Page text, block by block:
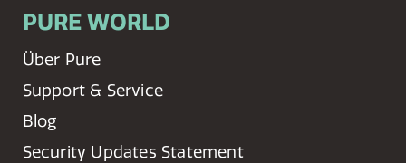
PURE WORLD
Über Pure
Support & Service
Blog
Security Updates Statement